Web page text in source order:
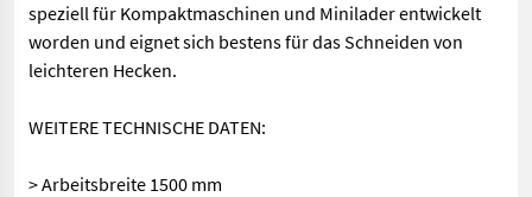
speziell für Kompaktmaschinen und Minilader entwickelt
worden und eignet sich bestens für das Schneiden von
leichteren Hecken.
WEITERE TECHNISCHE DATEN:
> Arbeitsbreite 1500 mm